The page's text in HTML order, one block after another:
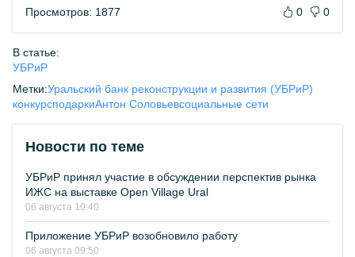
Просмотров: 1877 0 0
В статье:
УБРиР
Метки:Уральский банк реконструкции и развития (УБРиР)
конкурсподаркиАнтон Соловьевсоциальные сети
Новости по теме
УБРиР принял участие в обсуждении перспектив рынка
ИЖС на выставке Open Village Ural
06 августа 10:40
Приложение УБРиР возобновило работу
06 августа 09:50